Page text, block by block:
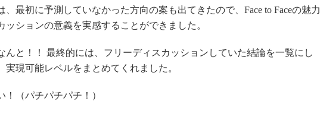
最初に予測していなかった方向の案も出てきたので、Face to Faceの魅力
ッションの意義を実感することができました。
と！！ 最終的には、フリーディスカッションしていた結論を一覧にし
実現可能レベルをまとめてくれました。
（パチパチパチ！）